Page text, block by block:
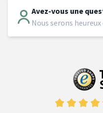
Avez-vous une
Nous serons